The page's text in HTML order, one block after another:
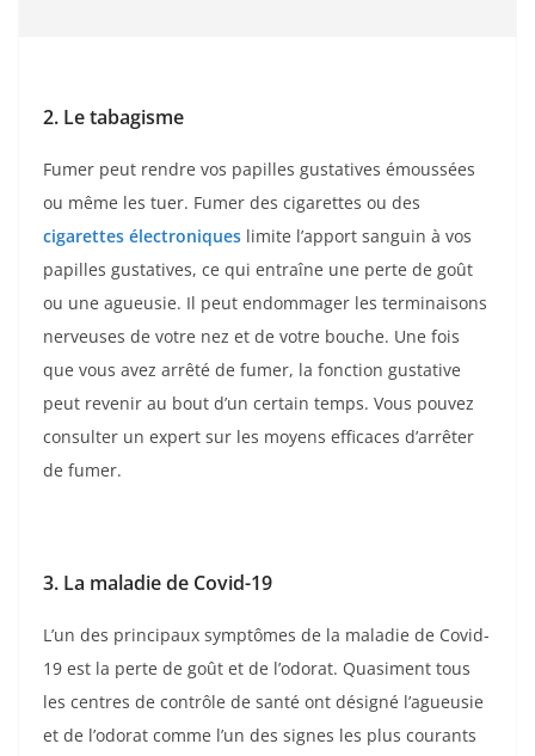
2. Le tabagisme
Fumer peut rendre vos papilles gustatives émoussées
ou même les tuer. Fumer des cigarettes ou des
cigarettes électroniques limite l’apport sanguin à vos
papilles gustatives, ce qui entraîne une perte de goût
ou une agueusie. Il peut endommager les terminaisons
nerveuses de votre nez et de votre bouche. Une fois
que vous avez arrêté de fumer, la fonction gustative
peut revenir au bout d’un certain temps. Vous pouvez
consulter un expert sur les moyens efficaces d’arrêter
de fumer.
3. La maladie de Covid-19
L’un des principaux symptômes de la maladie de Covid-
19 est la perte de goût et de l’odorat. Quasiment tous
les centres de contrôle de santé ont désigné l’agueusie
et de l’odorat comme l’un des signes les plus courants